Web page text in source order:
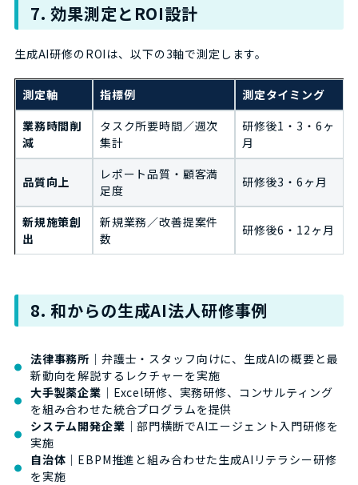
7. 効果測定とROI設計
生成AI研修のROIは、以下の3軸で測定します。
測定軸 指標例
測定タイミング
業務時間削
減
タスク所要時間／週次
集計
研修後1・3・6ヶ
月
品質向上
レポート品質・顧客満
足度
研修後3・6ヶ月
新規施策創
出
新規業務／改善提案件
数
研修後6・12ヶ月
8. 和からの生成AI法人研修事例
法律事務所 ｜弁護士・スタッフ向けに、生成AIの概要と最
新動向を解説するレクチャーを実施
大手製薬企業 ｜Excel研修、実務研修、コンサルティング
を組み合わせた統合プログラムを提供
システム開発企業 ｜部門横断でAIエージェント入門研修を
実施
自治体 ｜EBPM推進と組み合わせた生成AIリテラシー研修
を実施